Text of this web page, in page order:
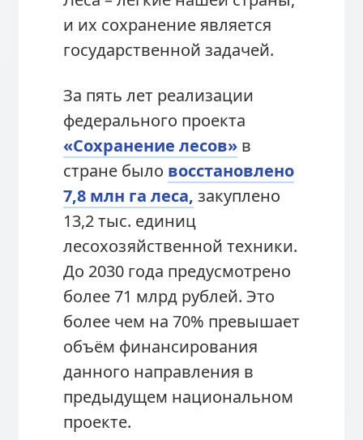
и их сохранение является
государственной задачей.
За пять лет реализации
федерального проекта
«Сохранение лесов»в
стране было восстановлено
7,8 млн га леса, закуплено
13,2 тыс. единиц
лесохозяйственной техники.
До 2030 года предусмотрено
более 71 млрд рублей. Это
более чем на 70% превышает
объём финансирования
данного направления в
предыдущем национальном
проекте.